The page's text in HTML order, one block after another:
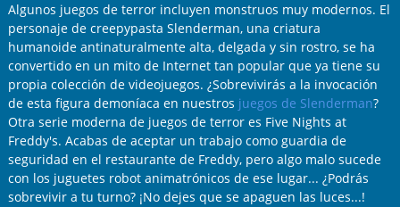
Algunos juegos de terror incluyen monstruos muy modernos. El
personaje de creepypasta Slenderman, una criatura
humanoide antinaturalmente alta, delgada y sin rostro, se ha
convertido en un mito de Internet tan popular que ya tiene su
propia colección de videojuegos. ¿Sobrevivirás a la invocación
de esta figura demoníaca en nuestros juegos de Slenderman?
Otra serie moderna de juegos de terror es Five Nights at
Freddy's. Acabas de aceptar un trabajo como guardia de
seguridad en el restaurante de Freddy, pero algo malo sucede
con los juguetes robot animatrónicos de ese lugar... ¿Podrás
sobrevivir a tu turno? ¡No dejes que se apaguen las luces...!